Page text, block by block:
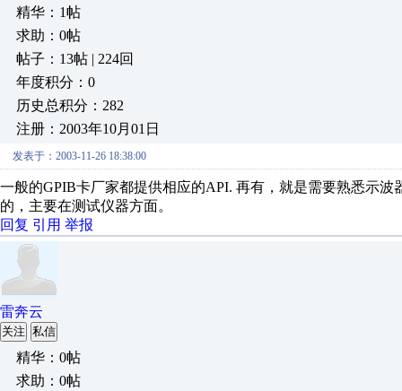
精华：1帖
求助：0帖
帖子：13帖 | 224回
年度积分：0
历史总积分：282
注册：2003年10月01日
发表于：2003-11-26 18:38:00
一般的GPIB卡厂家都提供相应的API. 再有，就是需要熟悉示
的，主要在测试仪器方面。
回复 引用 举报
雷奔云
关注 私信
精华：0帖
求助：0帖